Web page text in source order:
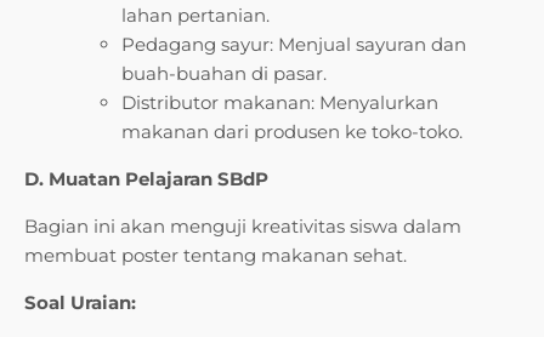
lahan pertanian.
Pedagang sayur: Menjual sayuran dan
buah-buahan di pasar.
Distributor makanan: Menyalurkan
makanan dari produsen ke toko-toko.
D. Muatan Pelajaran SBdP
Bagian ini akan menguji kreativitas siswa dalam
membuat poster tentang makanan sehat.
Soal Uraian: